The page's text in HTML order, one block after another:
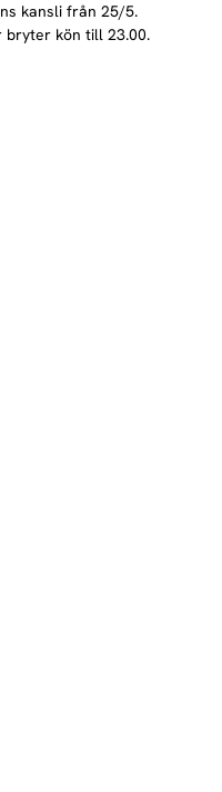
kansli från 25/5.
bryter kön till 23.00.